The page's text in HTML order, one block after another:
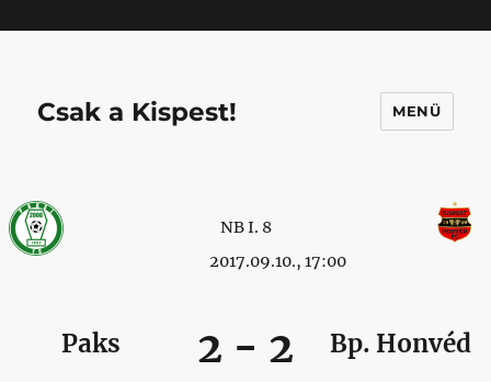
Csak a Kispest! MENÜ
NB I. 8
2017.09.10., 17:00
Paks 2 - 2 Bp. Honvéd